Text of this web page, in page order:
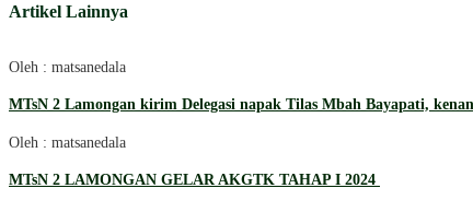
Artikel Lainnya
Oleh : matsanedala
MTsN 2 Lamongan kirim Delegasi napak Tilas Mbah Bayapati,
Oleh : matsanedala
MTsN 2 LAMONGAN GELAR AKGTK TAHAP I 2024